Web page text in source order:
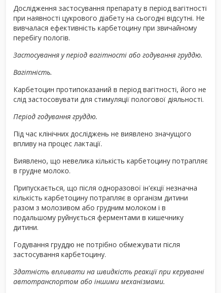
Дослідження застосування препарату в період вагітності
при наявності цукрового діабету на сьогодні відсутні. Не
вивчалася ефективність карбетоцину при звичайному
перебігу пологів.
Застосування у період вагітності або годування груддю.
Вагітність.
Карбетоцин протипоказаний в період вагітності, його не
слід застосовувати для стимуляції пологової діяльності.
Період годування груддю.
Під час клінічних досліджень не виявлено значущого
впливу на процес лактації.
Виявлено, що невелика кількість карбетоцину потрапляє
в грудне молоко.
Припускається, що після одноразової ін'єкції незначна
кількість карбетоцину потрапляє в організм дитини
разом з молозивом або грудним молоком і в
подальшому руйнується ферментами в кишечнику
дитини.
Годування груддю не потрібно обмежувати після
застосування карбетоцину.
Здатність впливати на швидкість реакції при керуванні
автотранспортом або іншими механізмами.